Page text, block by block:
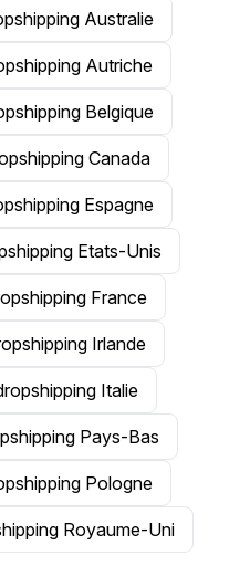
Australie
Autriche
Belgique
Canada
Espagne
Etats-Unis
France
Irlande
Italie
Pays-Bas
Pologne
Royaume-Uni